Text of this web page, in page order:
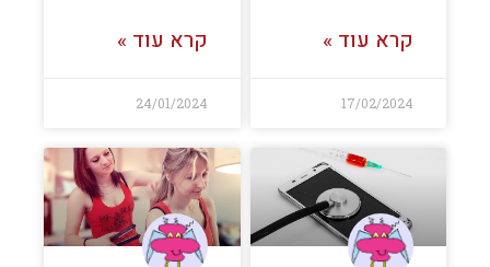
קרא עוד »
17/02/2024
קרא עוד »
24/01/2024